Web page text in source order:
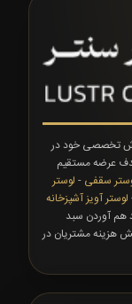
تخصصی خود در
عرضه مستقیم
سقفی - لوستر
لوستر آویز آشپزخانه
هم آوردن سبد
هزینه مشتریان در